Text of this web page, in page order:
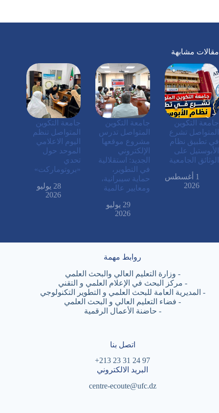
مقالات مشابهة
جامعة التكوين
المتواصل تشرع
في تطبيق نظام
الأبوستيل على
الوثائق الجامعية
1 أغسطس
2026
جامعة التكوين
المتواصل تدرس
مشروع موقعها
الإلكتروني
الجديد: استقلالية
في التطوير،
حماية سيبرانية،
ومعايير عالمية
29 يوليو
2026
جامعة التكوين
المتواصل تنظم
اليوم الاعلامي
الموحد حول
تحدي
«بروتوماركت»
28 يوليو
2026
روابط مهمة
- وزارة التعليم العالي والبحث العلمي
- مركز البحث في الإعلام العلمي و التقني
- المديرية العامة للبحث العلمي و التطوير التكنولوجي
- فضاء التعليم العالي و البحث العلمي
- حاضنة الأعمال الرقمية
اتصل بنا
97 24 31 23 213+
البريد الالكتروني
centre-ecoute@ufc.dz